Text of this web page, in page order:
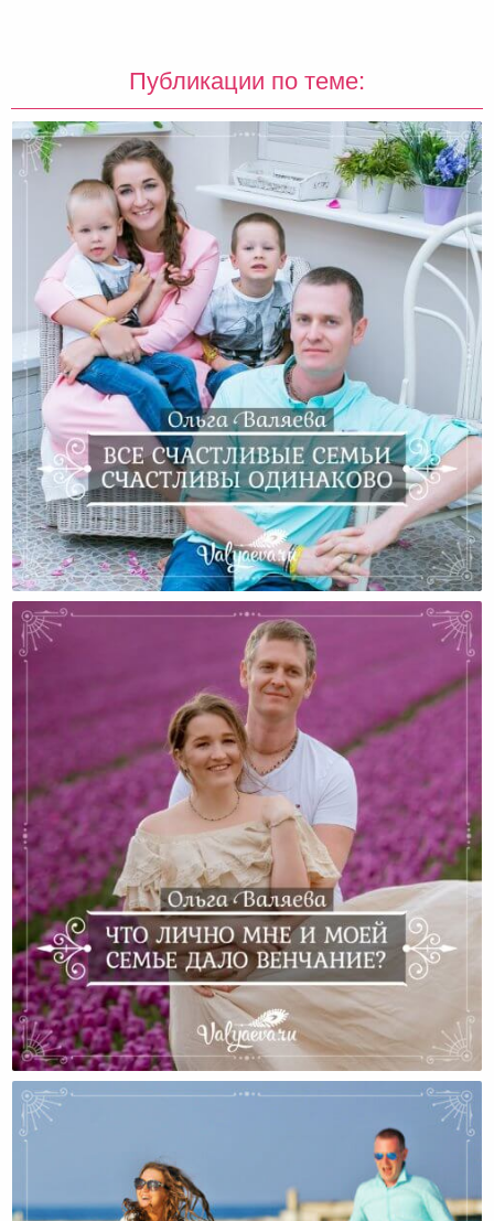
Публикации по теме:
Все Счастливые Семьи Счастливы Одинаково
Что Лично Мне И Моей Семье Дало Венчание?